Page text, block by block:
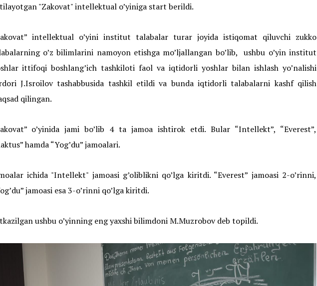
"Zakovat" intellektual o’yiniga start berildi.
intellektual o’yini institut talabalar turar joyida istiqomat qiluvchi zukko
o’z bilimlarini namoyon etishga mo’ljallangan bo’lib, ushbu o’yin institut
ittifoqi boshlang’ich tashkiloti faol va iqtidorli yoshlar bilan ishlash yo’nalishi
J.Isroilov tashabbusida tashkil etildi va bunda iqtidorli talabalarni kashf qilish
qilingan.
o’yinida jami bo’lib 4 ta jamoa ishtirok etdi. Bular “Intellekt”, “Everest”,
hamda “Yog’du” jamoalari.
ichida "Intellekt" jamoasi g’oliblikni qo’lga kiritdi. “Everest” jamoasi 2-o’rinni,
jamoasi esa 3-o’rinni qo’lga kiritdi.
ushbu o’yinning eng yaxshi bilimdoni M.Muzrobov deb topildi.